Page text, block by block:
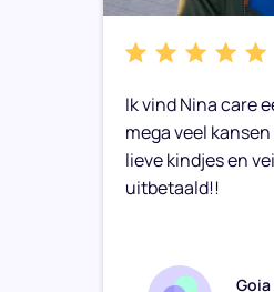
Ik vind Nina care
mega veel
lieve kindjes en
uitbetaald!!
Goia